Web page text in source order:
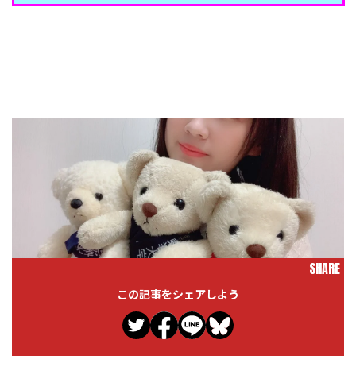
SHARE
この記事をシェアしよう